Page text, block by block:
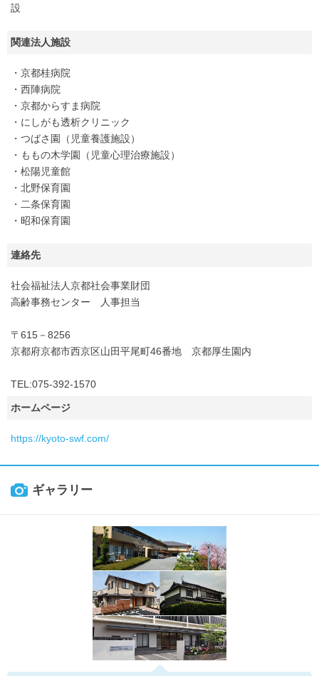
設
関連法人施設
・京都桂病院
・西陣病院
・京都からすま病院
・にしがも透析クリニック
・つばさ園（児童養護施設）
・ももの木学園（児童心理治療施設）
・松陽児童館
・北野保育園
・二条保育園
・昭和保育園
連絡先
社会福祉法人京都社会事業財団
高齢事務センター 人事担当
〒615－8256
京都府京都市西京区山田平尾町46番地 京都厚生園内
TEL:075-392-1570
ホームページ
https://kyoto-swf.com/
ギャラリー